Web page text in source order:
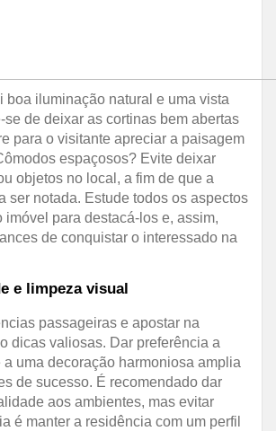
boa iluminação natural e uma vista
se de deixar as cortinas bem abertas
para o visitante apreciar a paisagem
espaçosos? Evite deixar
objetos no local, a fim de que a
ser notada. Estude todos os aspectos
imóvel para destacá-los e, assim,
de conquistar o interessado na
e limpeza visual
passageiras e apostar na
dicas valiosas. Dar preferência a
uma decoração harmoniosa amplia
de sucesso. É recomendado dar
aos ambientes, mas evitar
é manter a residência com um perfil